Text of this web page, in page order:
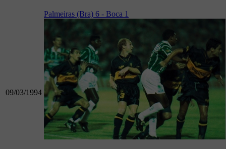
09/03/1994
Palmeiras (Bra) 6 - Boca 1